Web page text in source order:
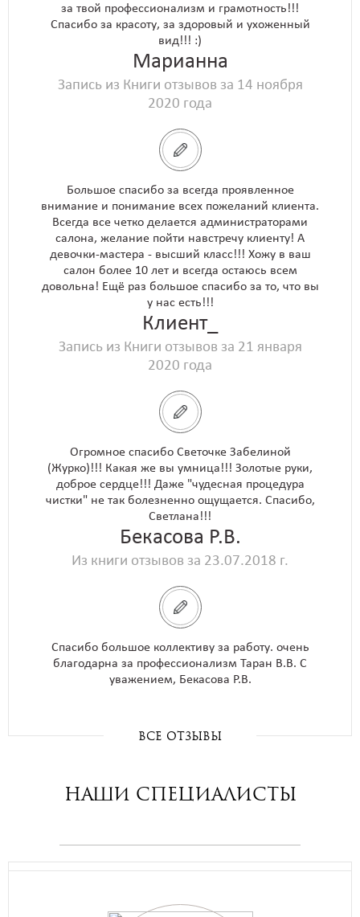
за твой профессионализм и грамотность!!!
Спасибо за красоту, за здоровый и ухоженный
вид!!! :)
Марианна
Запись из Книги отзывов за 14 ноября
2020 года
Большое спасибо за всегда проявленное
внимание и понимание всех пожеланий клиента.
Всегда все четко делается администраторами
салона, желание пойти навстречу клиенту! А
девочки-мастера - высший класс!!! Хожу в ваш
салон более 10 лет и всегда остаюсь всем
довольна! Ещё раз большое спасибо за то, что вы
у нас есть!!!
Клиент_
Запись из Книги отзывов за 21 января
2020 года
Огромное спасибо Светочке Забелиной
(Журко)!!! Какая же вы умница!!! Золотые руки,
доброе сердце!!! Даже "чудесная процедура
чистки" не так болезненно ощущается. Спасибо,
Светлана!!!
Бекасова Р.В.
Из книги отзывов за 23.07.2018 г.
Спасибо большое коллективу за работу. очень
благодарна за профессионализм Таран В.В. С
уважением, Бекасова Р.В.
все отзывы
Наши специалисты